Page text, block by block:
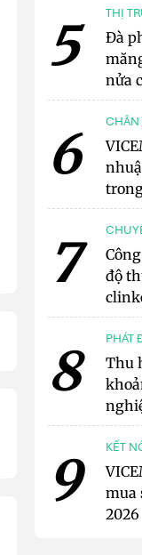
5 THỊ
Đà
nửa
6
7
độ
8 PHÁT
Thu
9 KẾT
mua
2026